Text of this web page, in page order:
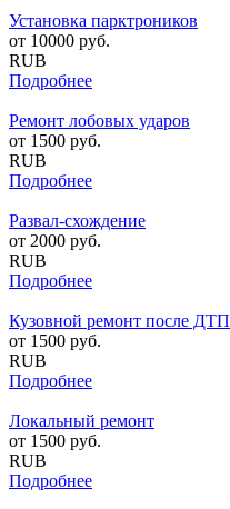
Установка парктроников
от 10000 руб.
RUB
Подробнее
Ремонт лобовых ударов
от 1500 руб.
RUB
Подробнее
Развал-схождение
от 2000 руб.
RUB
Подробнее
Кузовной ремонт после ДТП
от 1500 руб.
RUB
Подробнее
Локальный ремонт
от 1500 руб.
RUB
Подробнее